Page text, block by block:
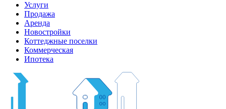
Услуги
Продажа
Аренда
Новостройки
Коттеджные поселки
Коммерческая
Ипотека